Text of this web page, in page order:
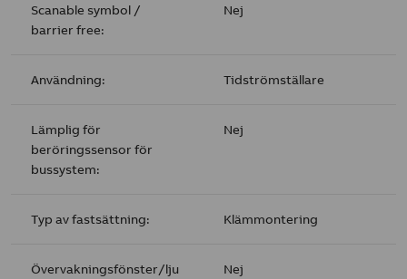
Scanable symbol /
barrier free:
Nej
Användning: Tidströmställare
Lämplig för
beröringssensor för
bussystem:
Nej
Typ av fastsättning: Klämmontering
Övervakningsfönster/lju
Nej